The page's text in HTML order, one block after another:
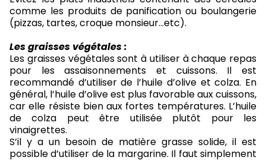
comme les produits de panification ou boulangerie
(pizzas, tartes, croque monsieur…etc).
Les graisses végétales :
Les graisses végétales sont à utiliser à chaque repas
pour les assaisonnements et cuissons. Il est
recommandé d’utiliser de l’huile d’olive et colza. En
général, l’huile d’olive est plus favorable aux cuissons,
car elle résiste bien aux fortes températures. L’huile
de colza peut être utilisée plutôt pour les
vinaigrettes.
S’il y a un besoin de matière grasse solide, il est
possible d’utiliser de la margarine. Il faut simplement